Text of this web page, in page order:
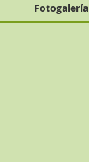
Fotogalería